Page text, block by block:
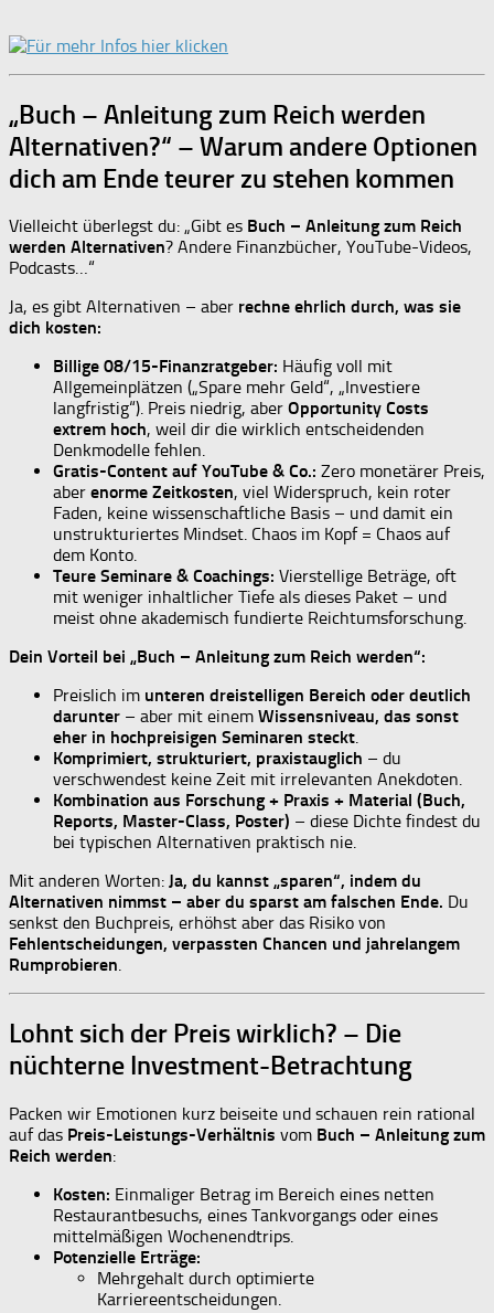
„Buch – Anleitung zum Reich werden
Alternativen?“ – Warum andere Optionen
dich am Ende teurer zu stehen kommen
Vielleicht überlegst du: „Gibt es Buch – Anleitung zum Reich
werden Alternativen? Andere Finanzbücher, YouTube-Videos,
Podcasts…“
Ja, es gibt Alternativen – aber rechne ehrlich durch, was sie
dich kosten:
Billige 08/15-Finanzratgeber: Häufig voll mit
Allgemeinplätzen („Spare mehr Geld“, „Investiere
langfristig“). Preis niedrig, aber Opportunity Costs
extrem hoch, weil dir die wirklich entscheidenden
Denkmodelle fehlen.
Gratis-Content auf YouTube & Co.: Zero monetärer Preis,
aber enorme Zeitkosten, viel Widerspruch, kein roter
Faden, keine wissenschaftliche Basis – und damit ein
unstrukturiertes Mindset. Chaos im Kopf = Chaos auf
dem Konto.
Teure Seminare & Coachings: Vierstellige Beträge, oft
mit weniger inhaltlicher Tiefe als dieses Paket – und
meist ohne akademisch fundierte Reichtumsforschung.
Dein Vorteil bei „Buch – Anleitung zum Reich werden“:
Preislich im unteren dreistelligen Bereich oder deutlich
darunter – aber mit einem Wissensniveau, das sonst
eher in hochpreisigen Seminaren steckt.
Komprimiert, strukturiert, praxistauglich – du
verschwendest keine Zeit mit irrelevanten Anekdoten.
Kombination aus Forschung + Praxis + Material (Buch,
Reports, Master-Class, Poster) – diese Dichte findest du
bei typischen Alternativen praktisch nie.
Mit anderen Worten: Ja, du kannst „sparen“, indem du
Alternativen nimmst – aber du sparst am falschen Ende. Du
senkst den Buchpreis, erhöhst aber das Risiko von
Fehlentscheidungen, verpassten Chancen und jahrelangem
Rumprobieren.
Lohnt sich der Preis wirklich? – Die
nüchterne Investment-Betrachtung
Packen wir Emotionen kurz beiseite und schauen rein rational
auf das Preis-Leistungs-Verhältnis vom Buch – Anleitung zum
Reich werden:
Kosten: Einmaliger Betrag im Bereich eines netten
Restaurantbesuchs, eines Tankvorgangs oder eines
mittelmäßigen Wochenendtrips.
Potenzielle Erträge:
Mehrgehalt durch optimierte
Karriereentscheidungen.